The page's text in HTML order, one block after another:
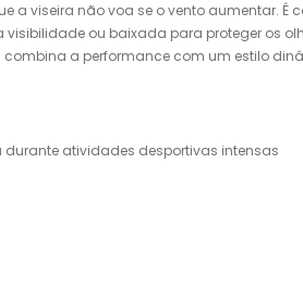
a viseira não voa se o vento aumentar.
ou baixada para proteger os
a performance com um estilo
atividades desportivas intensas